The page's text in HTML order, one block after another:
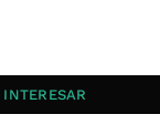
INTERESAR